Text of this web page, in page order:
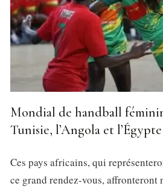
Mondial de handball
Tunisie, l’Angola et
Ces pays africains, qui
ce grand rendez-vous, affronteront